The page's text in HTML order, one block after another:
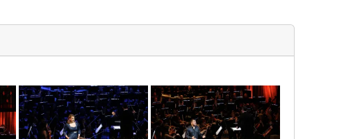
novogodisnji_gala_koncert_22novogodisnji_gala_koncert_27